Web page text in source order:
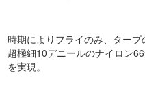
時期によりフライのみ、タープ
超極細10デニールのナイロン
を実現。